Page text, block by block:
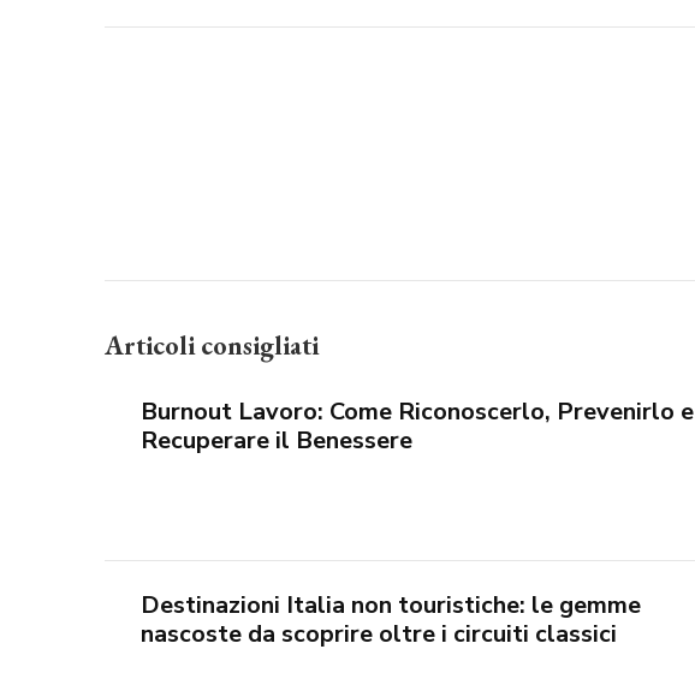
Articoli consigliati
Burnout Lavoro: Come Riconoscerlo, Prevenirlo e
Recuperare il Benessere
Destinazioni Italia non touristiche: le gemme
nascoste da scoprire oltre i circuiti classici